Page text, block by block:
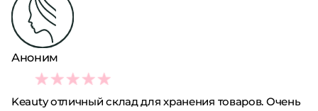
Аноним
5
Keauty отличный склад для хранения товаров. Очень